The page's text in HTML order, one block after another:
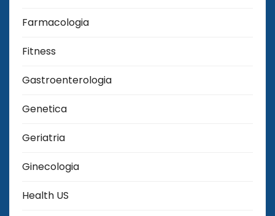
Farmacologia
Fitness
Gastroenterologia
Genetica
Geriatria
Ginecologia
Health US